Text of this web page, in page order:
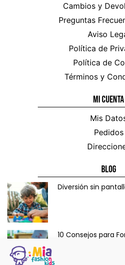
Cambios y
Preguntas
Aviso
Política de
Política de
Términos y
Mi CUENTA
Mis
Pedidos
Blog
Diversión sin
10 Consejos para